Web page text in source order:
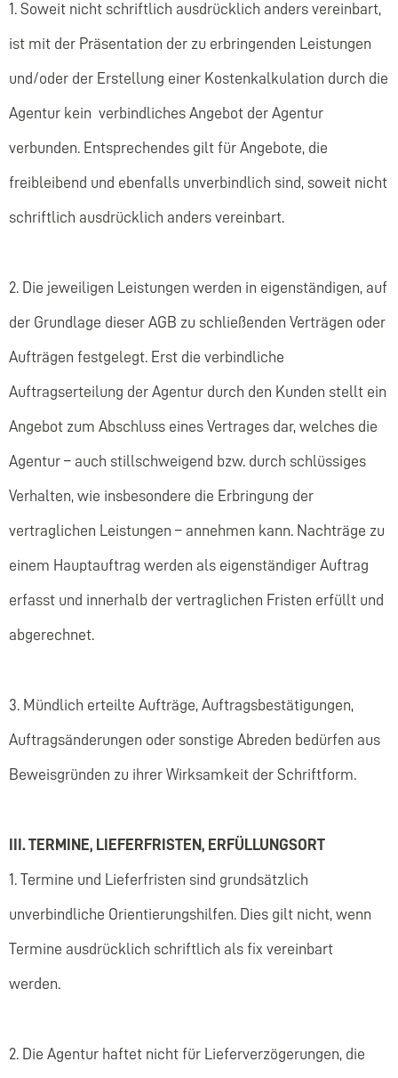
1. Soweit nicht schriftlich ausdrücklich anders vereinbart,
ist mit der Präsentation der zu erbringenden Leistungen
und/oder der Erstellung einer Kostenkalkulation durch die
Agentur kein verbindliches Angebot der Agentur
verbunden. Entsprechendes gilt für Angebote, die
freibleibend und ebenfalls unverbindlich sind, soweit nicht
schriftlich ausdrücklich anders vereinbart.
2. Die jeweiligen Leistungen werden in eigenständigen, auf
der Grundlage dieser AGB zu schließenden Verträgen oder
Aufträgen festgelegt. Erst die verbindliche
Auftragserteilung der Agentur durch den Kunden stellt ein
Angebot zum Abschluss eines Vertrages dar, welches die
Agentur – auch stillschweigend bzw. durch schlüssiges
Verhalten, wie insbesondere die Erbringung der
vertraglichen Leistungen – annehmen kann. Nachträge zu
einem Hauptauftrag werden als eigenständiger Auftrag
erfasst und innerhalb der vertraglichen Fristen erfüllt und
abgerechnet.
3. Mündlich erteilte Aufträge, Auftragsbestätigungen,
Auftragsänderungen oder sonstige Abreden bedürfen aus
Beweisgründen zu ihrer Wirksamkeit der Schriftform.
III. TERMINE, LIEFERFRISTEN, ERFÜLLUNGSORT
1. Termine und Lieferfristen sind grundsätzlich
unverbindliche Orientierungshilfen. Dies gilt nicht, wenn
Termine ausdrücklich schriftlich als fix vereinbart
werden.
2. Die Agentur haftet nicht für Lieferverzögerungen, die